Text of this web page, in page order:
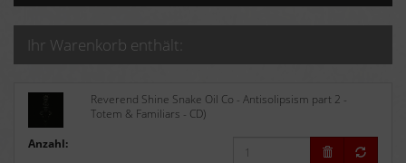
Ihr Warenkorb enthält:
Reverend Shine Snake Oil Co - Antisolipsism part 2 -
Totem & Familiars - CD)
Anzahl: